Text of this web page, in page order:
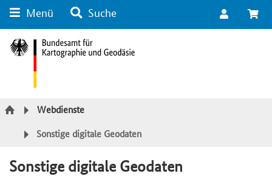
Kategorie Navigation
Menü Suche
Webdienste
Sonstige digitale Geodaten
Sonstige digitale Geodaten